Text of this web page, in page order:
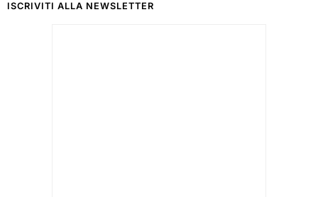
ISCRIVITI ALLA NEWSLETTER